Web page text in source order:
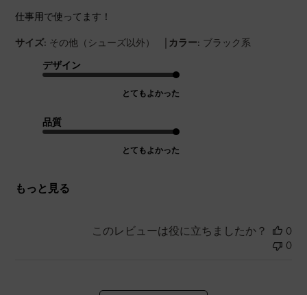
仕事用で使ってます！
サイズ: その他（シューズ以外） | カラー: ブラック系
デザイン
とてもよかった
品質
とてもよかった
もっと見る
このレビューは役に立ちましたか？
0
0